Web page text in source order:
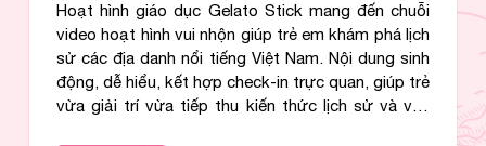
Stick mang đến chuỗi
giúp trẻ em khám phá lịch
Việt Nam. Nội dung sinh
check-in trực quan, giúp trẻ
thu kiến thức lịch sử và văn
Hoạt hình giáo dục
video hoạt hình vui
sử các địa danh nổi
động, dễ hiểu, kết hợp
vừa giải trí vừa tiếp
hóa Việt Nam một